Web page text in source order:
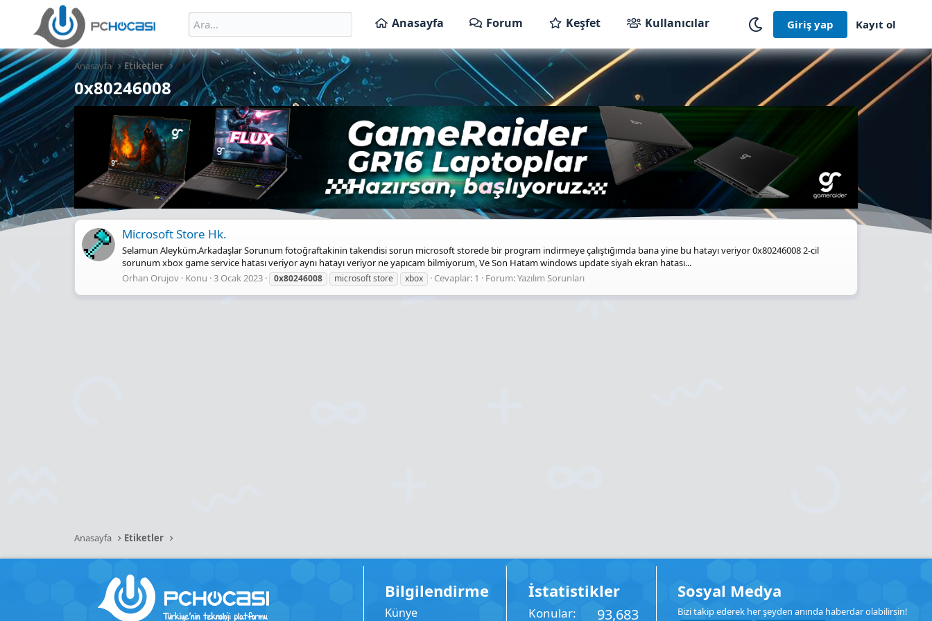
Anasayfa Forum Keşfet Kullanıcılar Giriş yap Kayıt ol
Anasayfa Etiketler
0x80246008
Microsoft Store Hk.
Selamun Aleyküm.Arkadaşlar Sorunum fotoğraftakinin takendisi sorun microsoft storede bir program indirmeye çalıştığımda bana yine bu hatayı veriyor 0x80246008 2-cil
sorunum xbox game service hatası veriyor aynı hatayı veriyor ne yapıcam bilmiyorum, Ve Son Hatam windows update siyah ekran hatası...
Orhan Orujov Konu 3 Ocak 2023 0x80246008 microsoft store xbox Cevaplar: 1 Forum:Yazılım Sorunları
Anasayfa Etiketler
Bilgilendirme
Künye
İstatistikler
Konular 93,683
Sosyal Medya
Bizi takip ederek her şeyden anında haberdar olabilirsin!